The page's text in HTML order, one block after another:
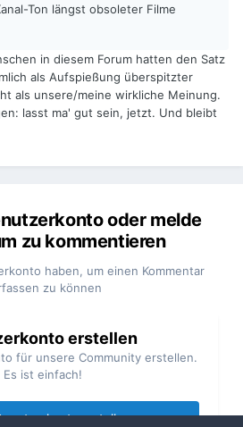
Ton längst obsoleter Filme
in diesem Forum hatten den Satz
als Aufspießung überspitzter
als unsere/meine wirkliche Meinung.
lasst ma' gut sein, jetzt. Und bleibt
oder melde
zu kommentieren
haben, um einen Kommentar
zu können
erstellen
für unsere Community erstellen.
Es ist einfach!
erstellen